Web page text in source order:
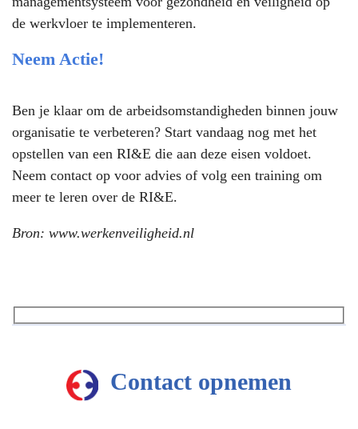
de werkvloer te implementeren.
Neem Actie!
Ben je klaar om de arbeidsomstandigheden binnen jouw
organisatie te verbeteren? Start vandaag nog met het
opstellen van een RI&E die aan deze eisen voldoet.
Neem contact op voor advies of volg een training om
meer te leren over de RI&E.
Bron: www.werkenveiligheid.nl
Contact opnemen